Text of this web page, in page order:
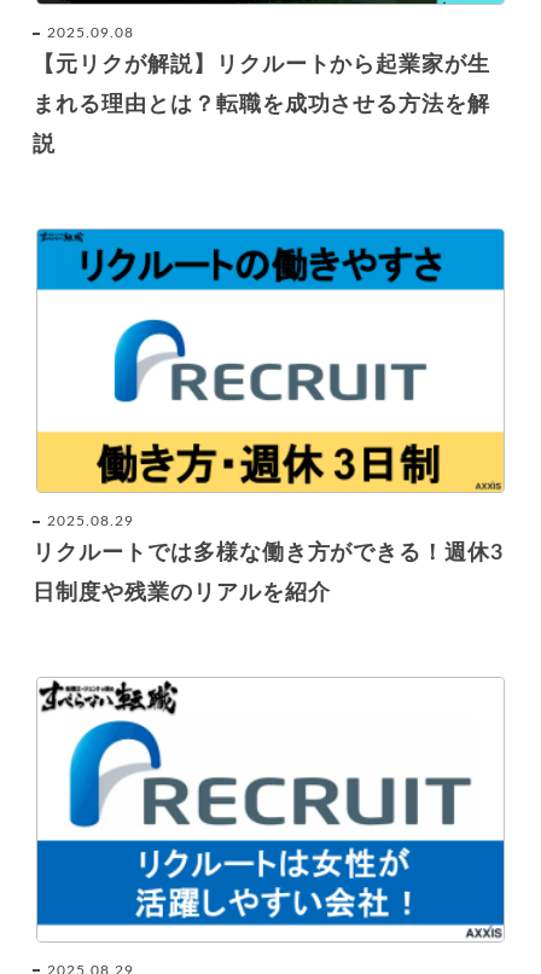
2025.09.08
【元リクが解説】リクルートから起業家が生
まれる理由とは？転職を成功させる方法を解
説
2025.08.29
リクルートでは多様な働き方ができる！週休3
日制度や残業のリアルを紹介
2025.08.29